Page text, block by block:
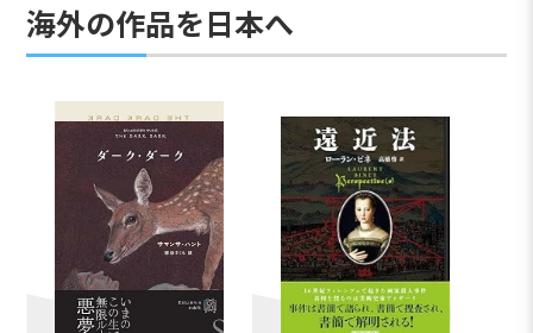
海外の作品を日本へ